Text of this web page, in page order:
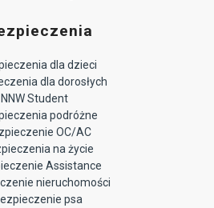
dla dzieci
dla dorosłych
NNW Student
podróżne
OC/AC
na życie
Assistance
nieruchomości
psa